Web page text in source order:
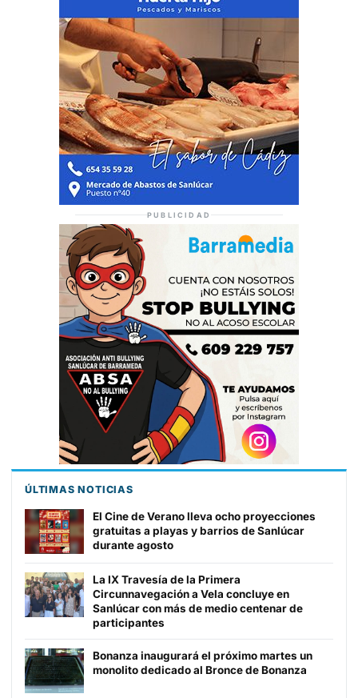
PUBLICIDAD
ÚLTIMAS NOTICIAS
El Cine de Verano lleva ocho proyecciones
gratuitas a playas y barrios de Sanlúcar
durante agosto
La IX Travesía de la Primera
Circunnavegación a Vela concluye en
Sanlúcar con más de medio centenar de
participantes
Bonanza inaugurará el próximo martes un
monolito dedicado al Bronce de Bonanza